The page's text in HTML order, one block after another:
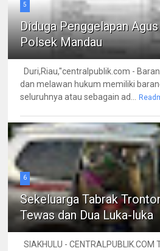
5
Diduga Penggelapan
Polsek Mandau
Duri,Riau,"centralpublik.com -
dan melawan hukum memiliki
seluruhnya atau sebagain ad...
6
Sekeluarga Tabrak
Tewas dan Dua Luka-luka
SIAKHULU -